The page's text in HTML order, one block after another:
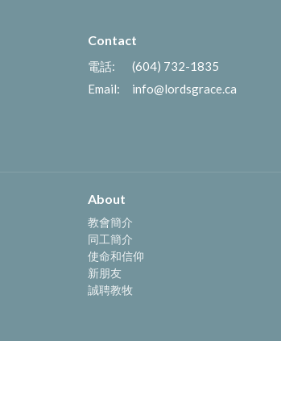
Contact
電話:
(604) 732-1835
Email: info@lordsgrace.ca
About
教會簡介
同工簡介
使命和信仰
新朋友
誠聘教牧